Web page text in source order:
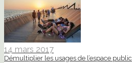
14 mars 2017
Démultiplier les usages de l’espace public